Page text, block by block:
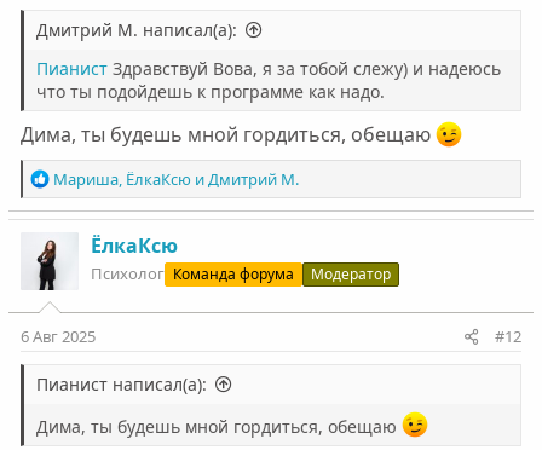
Дмитрий М. написал(а):
ПианистЗдравствуй Вова, я за тобой слежу) и надеюсь
что ты подойдешь к программе как надо.
Дима, ты будешь мной гордиться, обещаю
Р
е
а
к
ц
и
и
:
Мариша, ЁлкаКсюиДмитрий М.
ЁлкаКсю
Психолог Команда форума Модератор
6 Авг 2025 #12
Пианист написал(а):
Дима, ты будешь мной гордиться, обещаю